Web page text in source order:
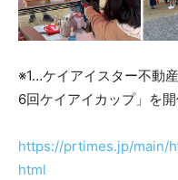
※1…ケイアイスター不動
6回ケイアイカップ」を開
https://prtimes.jp/main/
html